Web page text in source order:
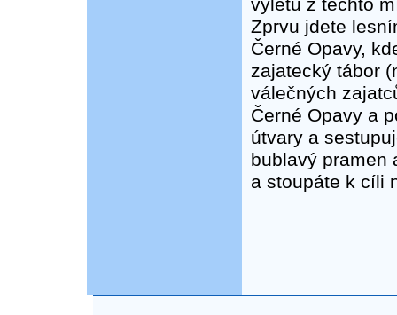
výletu z těchto
Zprvu jdete
Černé Opavy,
zajatecký tábor
válečných
Černé Opavy a
útvary a
bublavý pramen
a stoupáte k cíli